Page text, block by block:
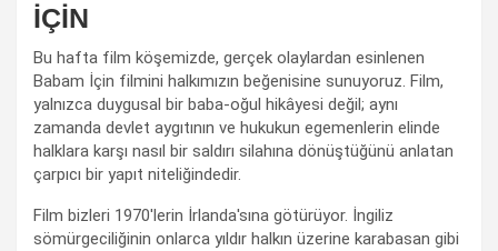
İÇİN
Bu hafta film köşemizde, gerçek olaylardan esinlenen
Babam İçin filmini halkımızın beğenisine sunuyoruz. Film,
yalnızca duygusal bir baba-oğul hikâyesi değil; aynı
zamanda devlet aygıtının ve hukukun egemenlerin elinde
halklara karşı nasıl bir saldırı silahına dönüştüğünü anlatan
çarpıcı bir yapıt niteliğindedir.
Film bizleri 1970'lerin İrlanda'sına götürüyor. İngiliz
sömürgeciliğinin onlarca yıldır halkın üzerine karabasan gibi